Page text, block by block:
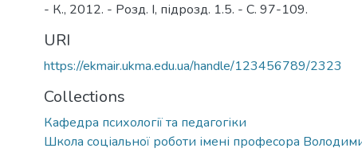
- К., 2012. - Розд. I, підрозд. 1.5. - С. 97-109.
URI
https://ekmair.ukma.edu.ua/handle/123456789/2323
Collections
Кафедра психології та педагогіки
Школа соціальної роботи імені професора